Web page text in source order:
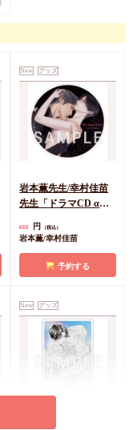
New グッズ
岩本薫先生/幸村佳苗
先生「ドラマCD αの
クリルコースター
660 円 （税込）
岩本薫/幸村佳苗
予約する
New グッズ